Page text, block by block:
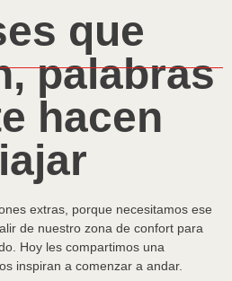
que
palabras
hacen
extras, porque necesitamos ese
de nuestro zona de confort para
Hoy les compartimos una
inspiran a comenzar a andar.